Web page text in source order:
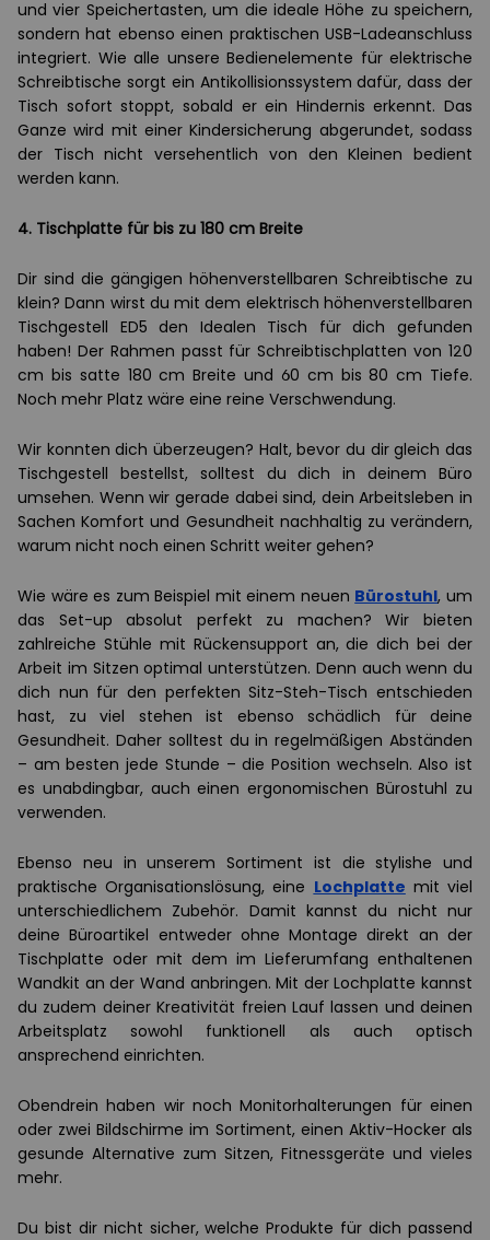
und vier Speichertasten, um die ideale Höhe zu speichern,
sondern hat ebenso einen praktischen USB-Ladeanschluss
integriert. Wie alle unsere Bedienelemente für elektrische
Schreibtische sorgt ein Antikollisionssystem dafür, dass der
Tisch sofort stoppt, sobald er ein Hindernis erkennt. Das
Ganze wird mit einer Kindersicherung abgerundet, sodass
der Tisch nicht versehentlich von den Kleinen bedient
werden kann.
4. Tischplatte für bis zu 180 cm Breite
Dir sind die gängigen höhenverstellbaren Schreibtische zu
klein? Dann wirst du mit dem elektrisch höhenverstellbaren
Tischgestell ED5 den Idealen Tisch für dich gefunden
haben! Der Rahmen passt für Schreibtischplatten von 120
cm bis satte 180 cm Breite und 60 cm bis 80 cm Tiefe.
Noch mehr Platz wäre eine reine Verschwendung.
Wir konnten dich überzeugen? Halt, bevor du dir gleich das
Tischgestell bestellst, solltest du dich in deinem Büro
umsehen. Wenn wir gerade dabei sind, dein Arbeitsleben in
Sachen Komfort und Gesundheit nachhaltig zu verändern,
warum nicht noch einen Schritt weiter gehen?
Wie wäre es zum Beispiel mit einem neuen Bürostuhl, um
das Set-up absolut perfekt zu machen? Wir bieten
zahlreiche Stühle mit Rückensupport an, die dich bei der
Arbeit im Sitzen optimal unterstützen. Denn auch wenn du
dich nun für den perfekten Sitz-Steh-Tisch entschieden
hast, zu viel stehen ist ebenso schädlich für deine
Gesundheit. Daher solltest du in regelmäßigen Abständen
– am besten jede Stunde – die Position wechseln. Also ist
es unabdingbar, auch einen ergonomischen Bürostuhl zu
verwenden.
Ebenso neu in unserem Sortiment ist die stylishe und
praktische Organisationslösung, eine Lochplatte mit viel
unterschiedlichem Zubehör. Damit kannst du nicht nur
deine Büroartikel entweder ohne Montage direkt an der
Tischplatte oder mit dem im Lieferumfang enthaltenen
Wandkit an der Wand anbringen. Mit der Lochplatte kannst
du zudem deiner Kreativität freien Lauf lassen und deinen
Arbeitsplatz sowohl funktionell als auch optisch
ansprechend einrichten.
Obendrein haben wir noch Monitorhalterungen für einen
oder zwei Bildschirme im Sortiment, einen Aktiv-Hocker als
gesunde Alternative zum Sitzen, Fitnessgeräte und vieles
mehr.
Du bist dir nicht sicher, welche Produkte für dich passend